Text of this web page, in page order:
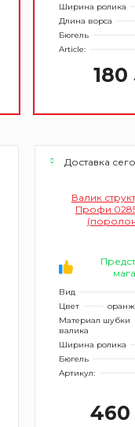
Ширина ролика
Длина ворса
Бюгель
Article:
180
Доставка
Валик
Профи
Вид
Цвет
Материал шубки
валика
Ширина ролика
Бюгель
Артикул: